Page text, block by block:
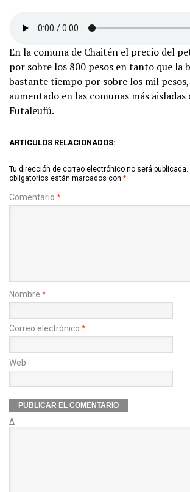
En la comuna de Chaitén el precio del
por sobre los 800 pesos en tanto que la
bastante tiempo por sobre los mil pesos,
aumentado en las comunas más aisladas
Futaleufú.
ARTÍCULOS RELACIONADOS:
Tu dirección de correo electrónico no será publicada.
obligatorios están marcados con *
Comentario *
Nombre *
Correo electrónico *
Web
Δ